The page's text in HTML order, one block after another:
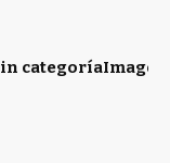
categoríaImagen